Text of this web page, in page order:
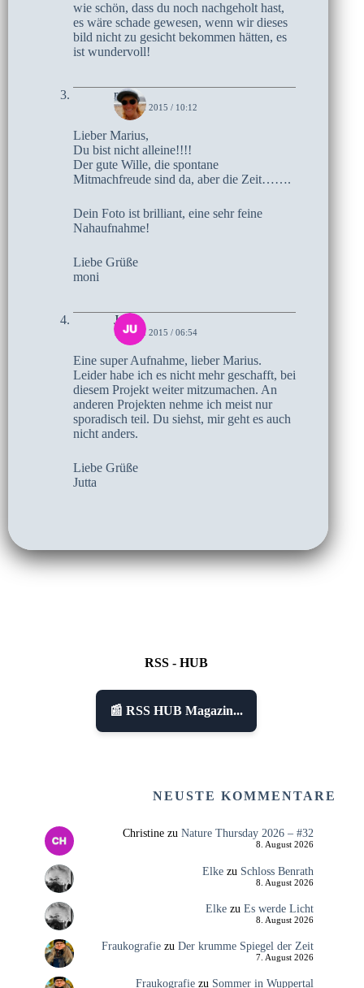
wie schön, dass du noch nachgeholt hast,
es wäre schade gewesen, wenn wir dieses
bild nicht zu gesicht bekommen hätten, es
ist wundervoll!
moni
14. MAI 2015 / 10:12
Lieber Marius,
Du bist nicht alleine!!!!
Der gute Wille, die spontane
Mitmachfreude sind da, aber die Zeit…….
Dein Foto ist brilliant, eine sehr feine
Nahaufnahme!
Liebe Grüße
moni
Jutta
14. MAI 2015 / 06:54
Eine super Aufnahme, lieber Marius.
Leider habe ich es nicht mehr geschafft, bei
diesem Projekt weiter mitzumachen. An
anderen Projekten nehme ich meist nur
sporadisch teil. Du siehst, mir geht es auch
nicht anders.
Liebe Grüße
Jutta
RSS - HUB
📰 RSS HUB Magazin...
NEUSTE KOMMENTARE
Christinezu Nature Thursday 2026 – #32
8. August 2026
Elkezu Schloss Benrath
8. August 2026
Elkezu Es werde Licht
8. August 2026
Fraukografiezu Der krumme Spiegel der Zeit
7. August 2026
Fraukografiezu Sommer in Wuppertal